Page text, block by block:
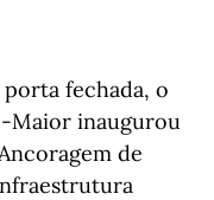
fechada, o
Maior inaugurou
de